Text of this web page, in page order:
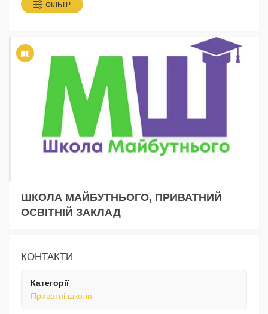
ФІЛЬТР
ШКОЛА МАЙБУТНЬОГО, ПРИВАТНИЙ
ОСВІТНІЙ ЗАКЛАД
КОНТАКТИ
Категорії
Приватні школи